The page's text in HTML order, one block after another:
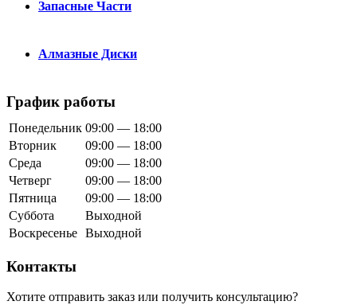
Алмазные Диски
Запасные Части
График работы
Понедельник 09:00 — 18:00
Вторник
09:00 — 18:00
Среда
09:00 — 18:00
Четверг
09:00 — 18:00
Пятница
09:00 — 18:00
Суббота
Выходной
Воскресенье Выходной
Контакты
Хотите отправить заказ или получить консультацию?